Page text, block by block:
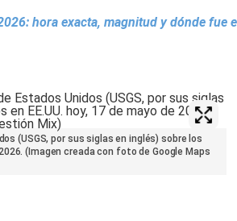
hora exacta, magnitud y dónde fue
(USGS, por sus siglas en inglés) sobre los
(Imagen creada con foto de Google Maps